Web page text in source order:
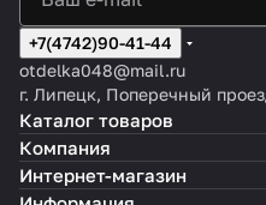
+7(4742)90-41-44
otdelka048@mail.ru
г. Липецк, Поперечный
Каталог товаров
Компания
Интернет-магазин